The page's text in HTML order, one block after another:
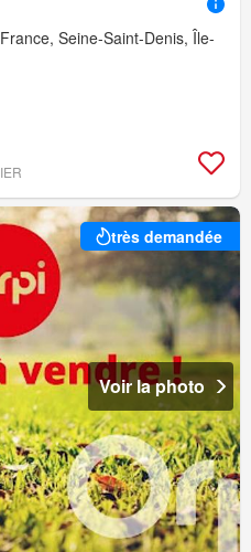
Seine-Saint-Denis, Île-
très demandée
Voir la photo